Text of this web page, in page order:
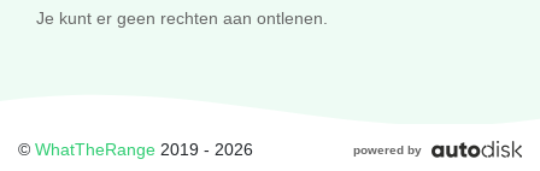
Je kunt er geen rechten aan ontlenen.
© WhatTheRange 2019 - 2026 powered by